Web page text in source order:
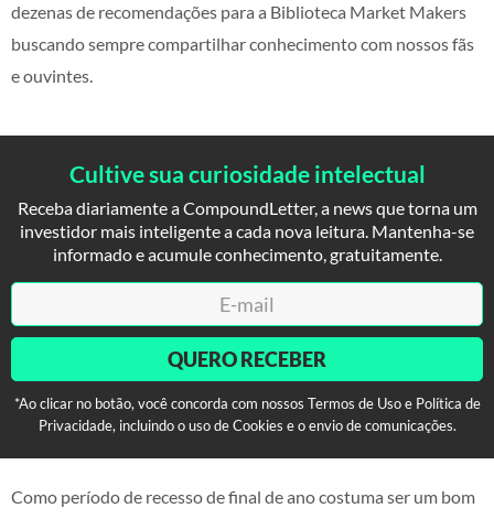
dezenas de recomendações para a Biblioteca Market Makers
buscando sempre compartilhar conhecimento com nossos fãs
e ouvintes.
Cultive sua curiosidade intelectual
Receba diariamente a CompoundLetter, a news que torna um
investidor mais inteligente a cada nova leitura. Mantenha-se
informado e acumule conhecimento, gratuitamente.
QUERO RECEBER
*Ao clicar no botão, você concorda com nossos Termos de Uso e Política de
Privacidade, incluindo o uso de Cookies e o envio de comunicações.
Como período de recesso de final de ano costuma ser um bom